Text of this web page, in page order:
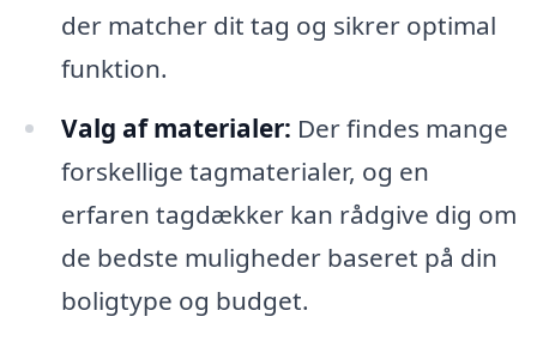
der matcher dit tag og sikrer optimal
funktion.
Valg af materialer: Der findes mange
forskellige tagmaterialer, og en
erfaren tagdækker kan rådgive dig om
de bedste muligheder baseret på din
boligtype og budget.